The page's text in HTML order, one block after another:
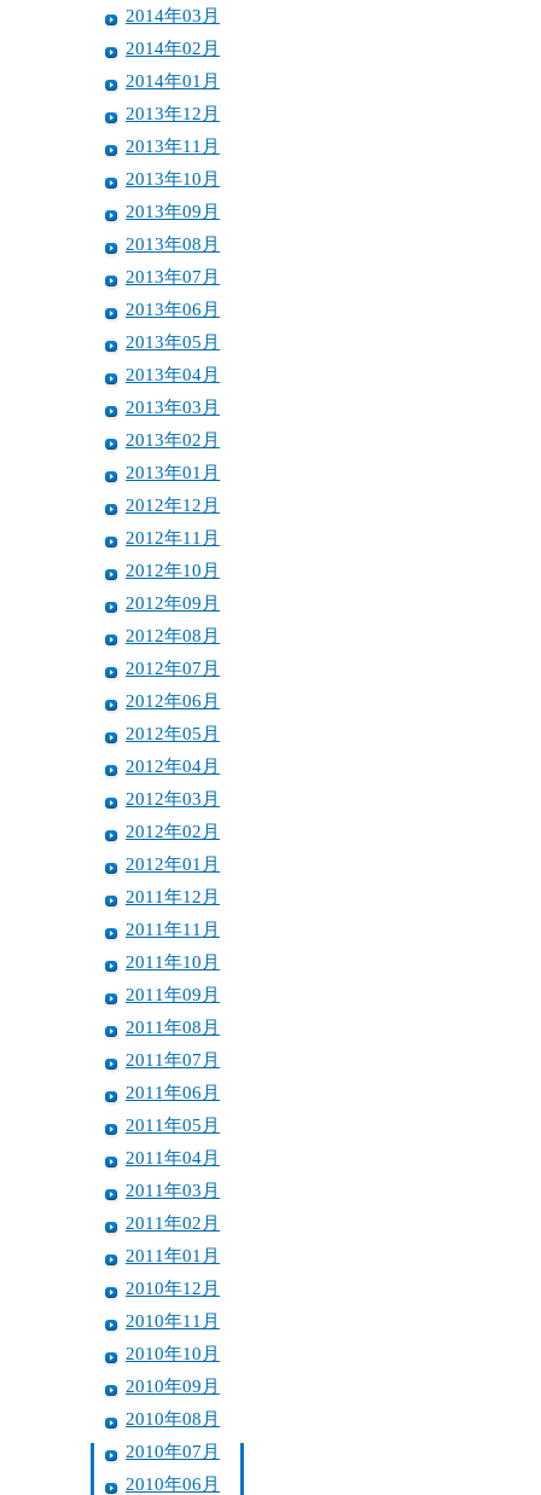
2014年03月
2014年02月
2014年01月
2013年12月
2013年11月
2013年10月
2013年09月
2013年08月
2013年07月
2013年06月
2013年05月
2013年04月
2013年03月
2013年02月
2013年01月
2012年12月
2012年11月
2012年10月
2012年09月
2012年08月
2012年07月
2012年06月
2012年05月
2012年04月
2012年03月
2012年02月
2012年01月
2011年12月
2011年11月
2011年10月
2011年09月
2011年08月
2011年07月
2011年06月
2011年05月
2011年04月
2011年03月
2011年02月
2011年01月
2010年12月
2010年11月
2010年10月
2010年09月
2010年08月
2010年07月
2010年06月